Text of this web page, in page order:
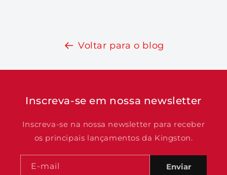
Voltar para o blog
Inscreva-se em nossa newsletter
Inscreva-se na nossa newsletter para receber
os principais lançamentos da Kingston.
E-mail Enviar